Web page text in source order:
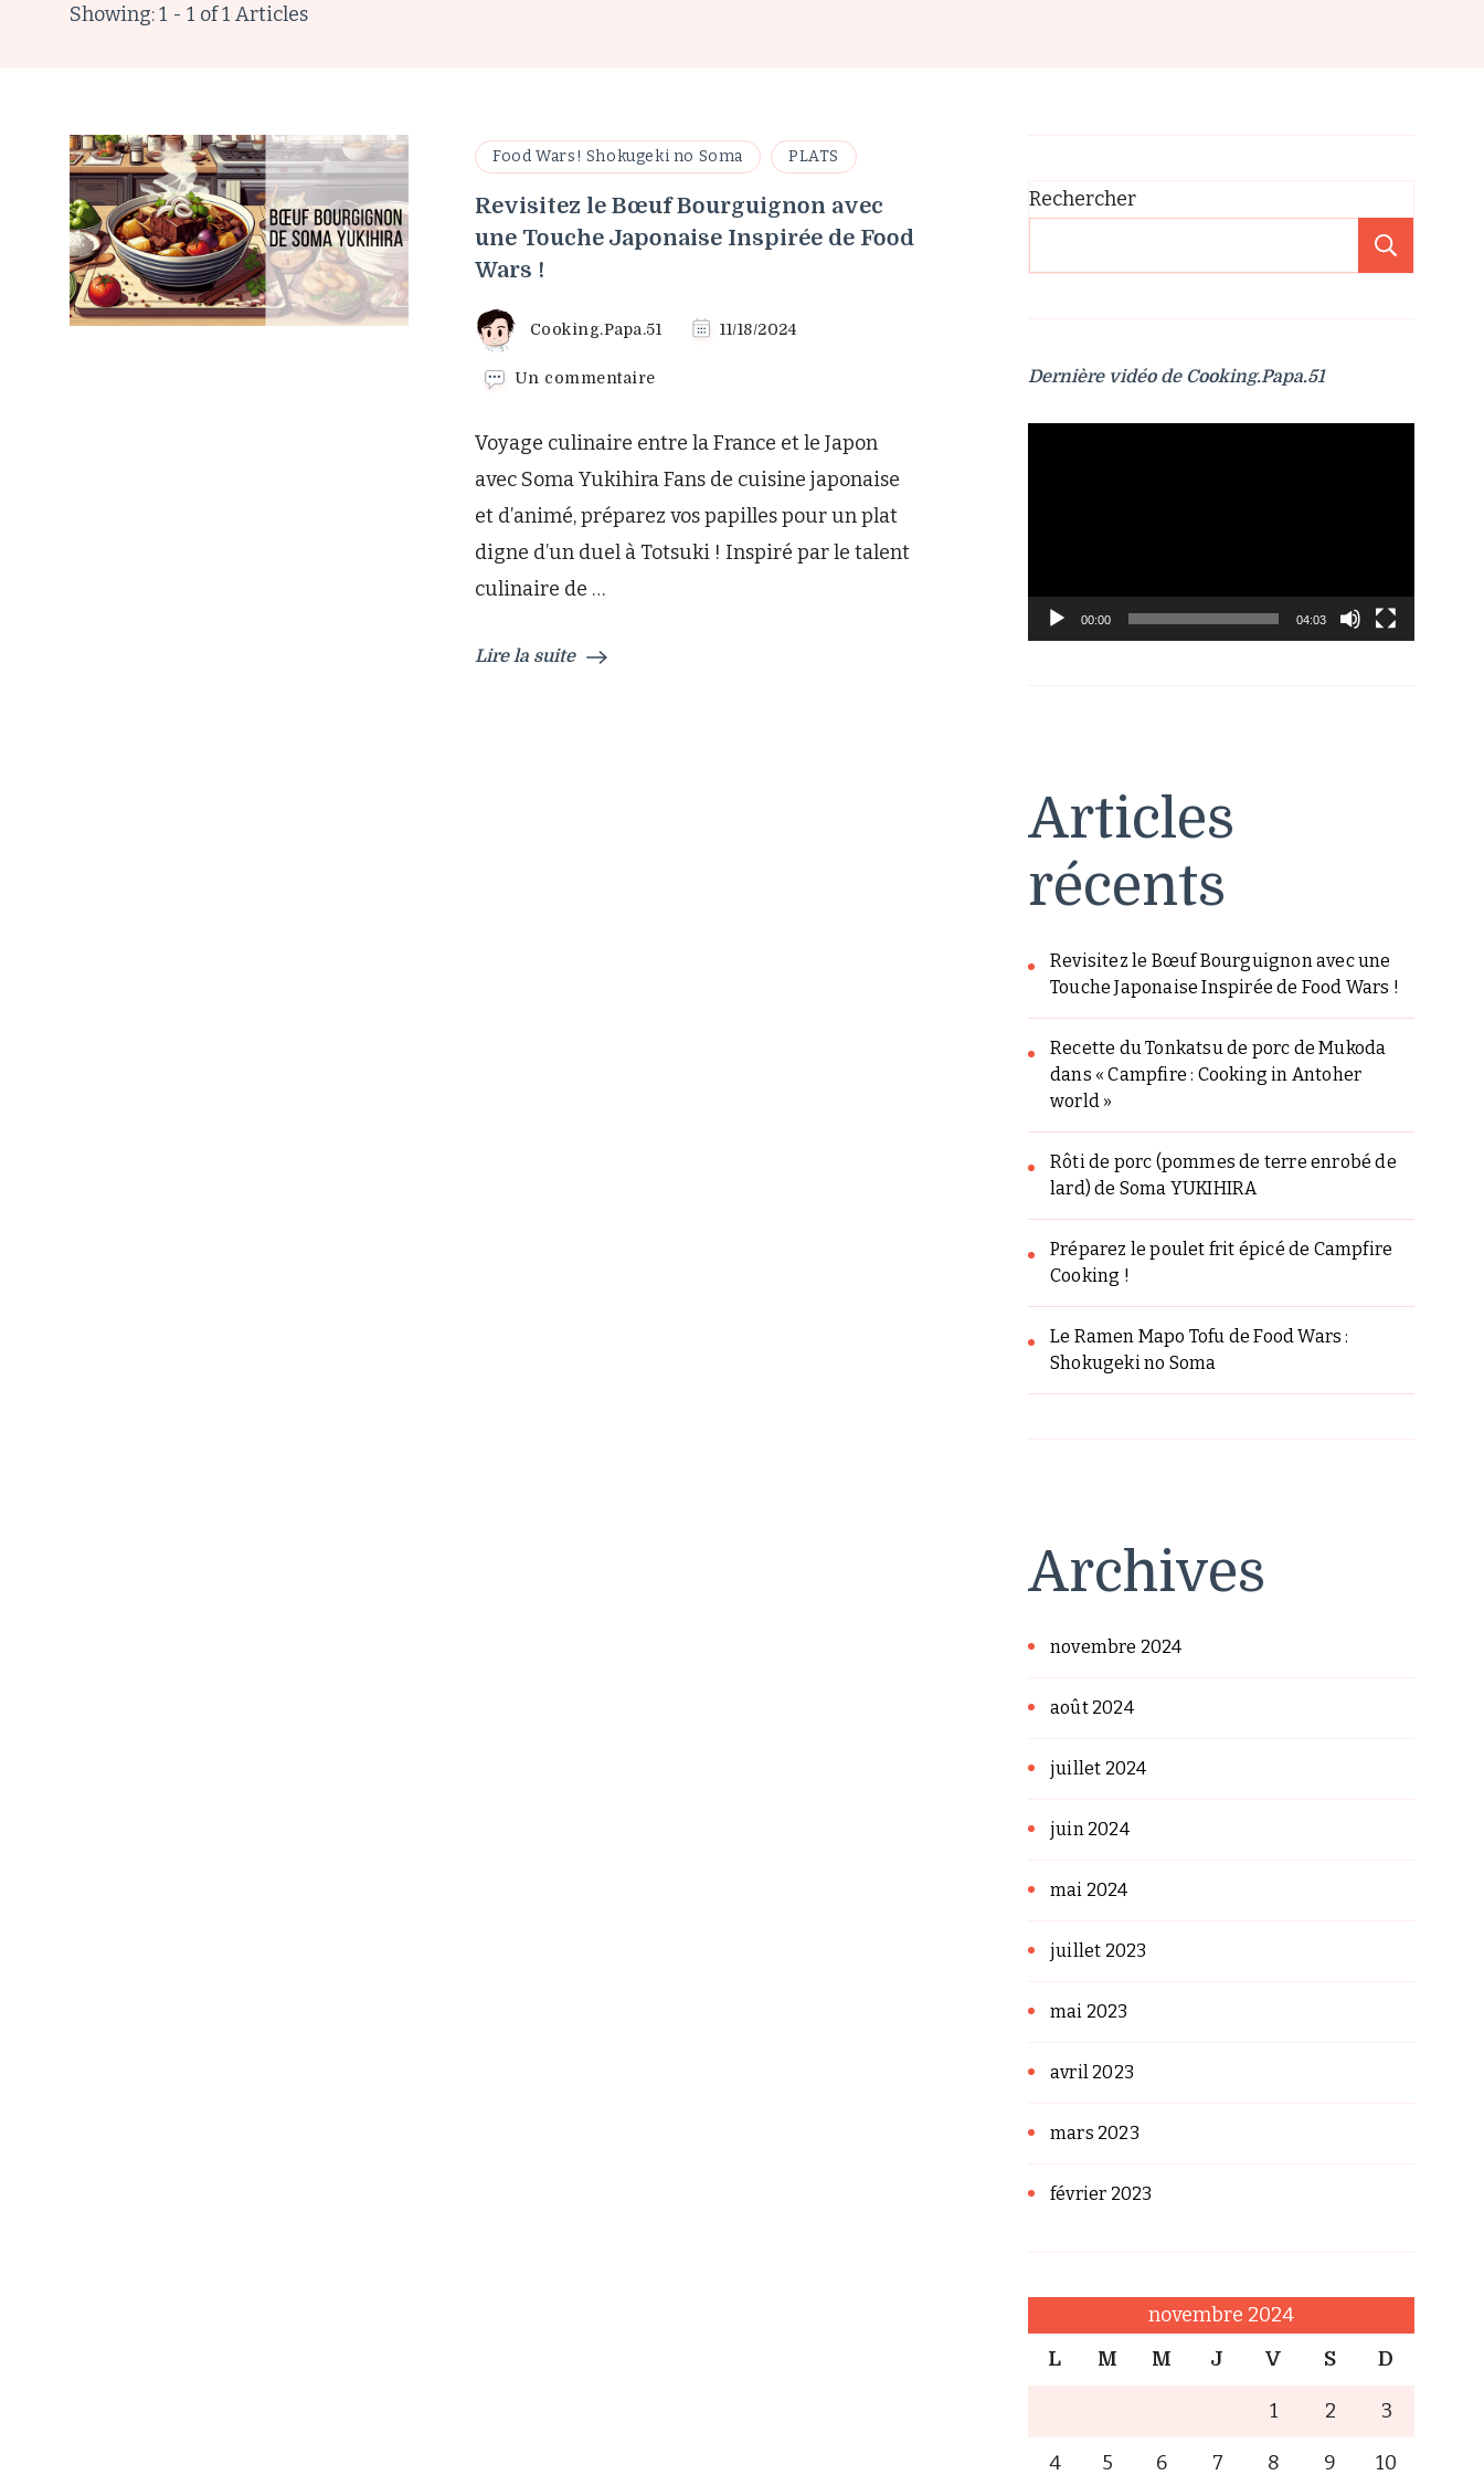
Showing: 1 - 1 of 1 Articles
Food Wars! Shokugeki no Soma PLATS
Revisitez le Bœuf Bourguignon avec
une Touche Japonaise Inspirée de Food
Wars !
Cooking.Papa.51 11/18/2024
Un commentairesur
Bœuf
Bourguignon
une
Touche
Japonaise
Voyage culinaire entre la France et le Japon
avec Soma Yukihira Fans de cuisine japonaise
et d’animé, préparez vos papilles pour un plat
digne d’un duel à Totsuki ! Inspiré par le talent
culinaire de …
Lire la suite
Rechercher
Dernière vidéo de Cooking.Papa.51
00:00 04:03
Articles
récents
Revisitez le Bœuf Bourguignon avec une
Touche Japonaise Inspirée de Food Wars !
Recette du Tonkatsu de porc de Mukoda
dans « Campfire : Cooking in Antoher
world »
Rôti de porc (pommes de terre enrobé de
lard) de Soma YUKIHIRA
Préparez le poulet frit épicé de Campfire
Cooking !
Le Ramen Mapo Tofu de Food Wars :
Shokugeki no Soma
Archives
novembre 2024
août 2024
juillet 2024
juin 2024
mai 2024
juillet 2023
mai 2023
avril 2023
mars 2023
février 2023
novembre 2024
L M M J V S D
1 2 3
4 5 6 7 8 9 10